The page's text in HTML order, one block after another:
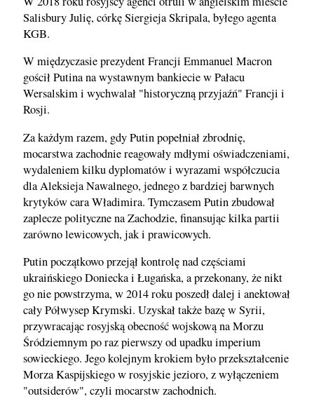
Salisbury Julię, córkę Siergieja Skripala, byłego agenta
KGB.
W międzyczasie prezydent Francji Emmanuel Macron
gościł Putina na wystawnym bankiecie w Pałacu
Wersalskim i wychwalał "historyczną przyjaźń" Francji i
Rosji.
Za każdym razem, gdy Putin popełniał zbrodnię,
mocarstwa zachodnie reagowały mdłymi oświadczeniami,
wydaleniem kilku dyplomatów i wyrazami współczucia
dla Aleksieja Nawalnego, jednego z bardziej barwnych
krytyków cara Władimira. Tymczasem Putin zbudował
zaplecze polityczne na Zachodzie, finansując kilka partii
zarówno lewicowych, jak i prawicowych.
Putin początkowo przejął kontrolę nad częściami
ukraińskiego Doniecka i Ługańska, a przekonany, że nikt
go nie powstrzyma, w 2014 roku poszedł dalej i anektował
cały Półwysep Krymski. Uzyskał także bazę w Syrii,
przywracając rosyjską obecność wojskową na Morzu
Śródziemnym po raz pierwszy od upadku imperium
sowieckiego. Jego kolejnym krokiem było przekształcenie
Morza Kaspijskiego w rosyjskie jezioro, z wyłączeniem
"outsiderów", czyli mocarstw zachodnich.